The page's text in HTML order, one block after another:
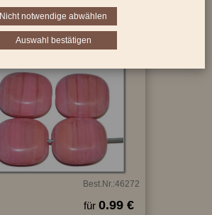
Best.Nr.:46272
für 0.99 €
Nicht notwendige abwählen
Auswahl bestätigen